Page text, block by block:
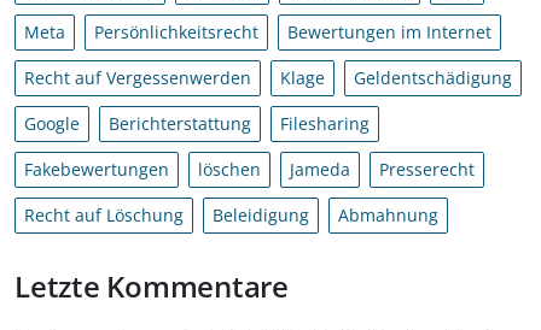
Meta
Persönlichkeitsrecht
Bewertungen im Internet
Recht auf Vergessenwerden
Klage
Geldentschädigung
Google
Berichterstattung
Filesharing
Fakebewertungen
löschen Jameda
Presserecht
Recht auf Löschung
Beleidigung Abmahnung
Letzte Kommentare